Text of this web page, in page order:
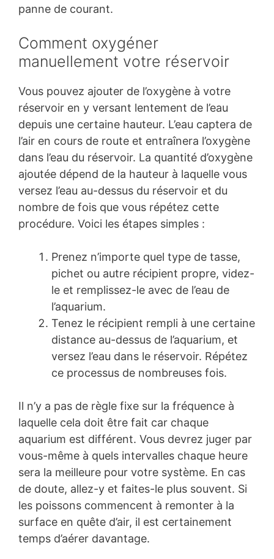
panne de courant.
Comment oxygéner
manuellement votre réservoir
Vous pouvez ajouter de l’oxygène à votre
réservoir en y versant lentement de l’eau
depuis une certaine hauteur. L’eau captera de
l’air en cours de route et entraînera l’oxygène
dans l’eau du réservoir. La quantité d’oxygène
ajoutée dépend de la hauteur à laquelle vous
versez l’eau au-dessus du réservoir et du
nombre de fois que vous répétez cette
procédure. Voici les étapes simples :
Prenez n’importe quel type de tasse,
pichet ou autre récipient propre, videz-
le et remplissez-le avec de l’eau de
l’aquarium.
Tenez le récipient rempli à une certaine
distance au-dessus de l’aquarium, et
versez l’eau dans le réservoir. Répétez
ce processus de nombreuses fois.
Il n’y a pas de règle fixe sur la fréquence à
laquelle cela doit être fait car chaque
aquarium est différent. Vous devrez juger par
vous-même à quels intervalles chaque heure
sera la meilleure pour votre système. En cas
de doute, allez-y et faites-le plus souvent. Si
les poissons commencent à remonter à la
surface en quête d’air, il est certainement
temps d’aérer davantage.